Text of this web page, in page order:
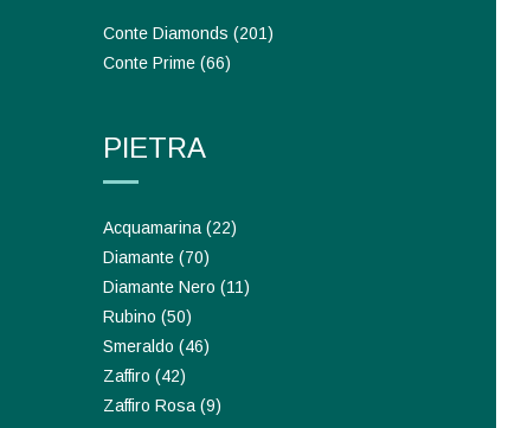
Conte Diamonds (201)
Conte Prime (66)
PIETRA
Acquamarina (22)
Diamante (70)
Diamante Nero (11)
Rubino (50)
Smeraldo (46)
Zaffiro (42)
Zaffiro Rosa (9)